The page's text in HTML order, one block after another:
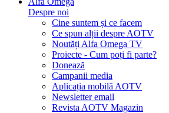
Despre noi
Cine suntem și ce facem
Ce spun alții despre AOTV
Noutăți Alfa Omega TV
Proiecte - Cum poți fi parte?
Donează
Campanii media
Aplicația mobilă AOTV
Newsletter email
Revista AOTV Magazin